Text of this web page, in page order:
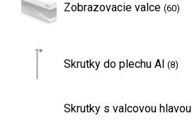
Zobrazovacie valce (60)
Skrutky do plechu Al (8)
Skrutky s valcovou hlavou